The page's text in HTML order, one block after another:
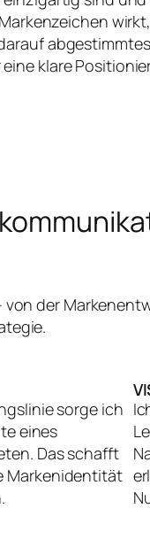
klare
der
sorge ich
eines
Das schafft
Markenidentität